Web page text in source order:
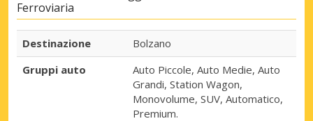
Ferroviaria
Destinazione
Bolzano
Gruppi auto
Auto Piccole, Auto Medie, Auto
Grandi, Station Wagon,
Monovolume, SUV, Automatico,
Premium.